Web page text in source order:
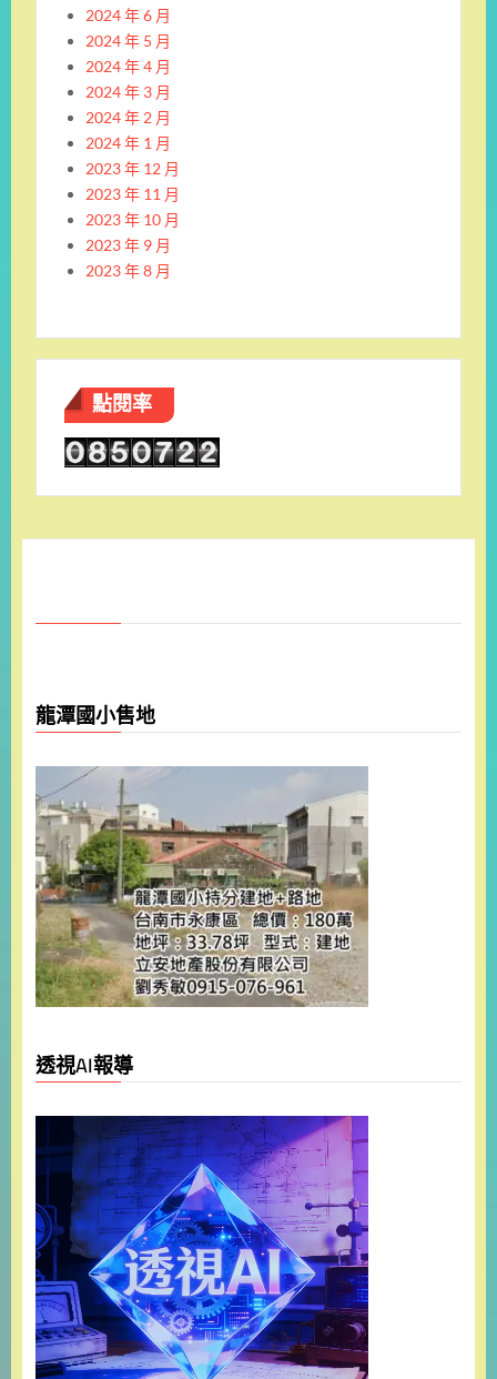
2024 年 6 月
2024 年 5 月
2024 年 4 月
2024 年 3 月
2024 年 2 月
2024 年 1 月
2023 年 12 月
2023 年 11 月
2023 年 10 月
2023 年 9 月
2023 年 8 月
點閱率
龍潭國小售地
透視AI報導